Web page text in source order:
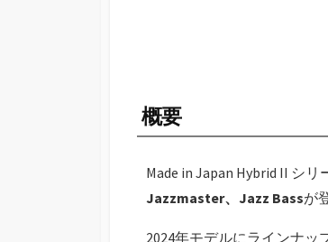
概要
Made in Japan Hybrid II シリ
Jazzmaster、Jazz Bassが
2024年モデルにラインナッ